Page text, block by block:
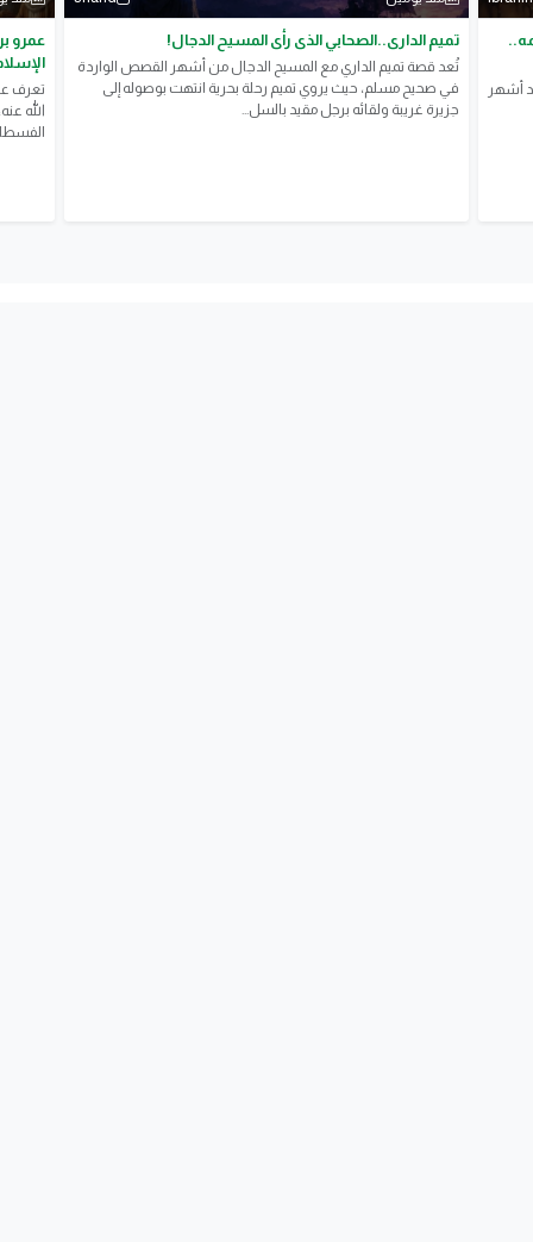
أشهر
تميم الدارى..الصحابي الذى رأى المسيح الدجال!
تُعد قصة تميم الداري مع المسيح الدجال من أشهر القصص الواردة
في صحيح مسلم، حيث يروي تميم رحلة بحرية انتهت بوصوله إلى
جزيرة غريبة ولقائه برجل مقيد بالسل...
عمرو
تعرف
الله